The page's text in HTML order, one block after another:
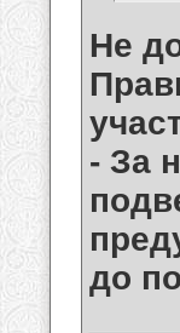
Не
- За
до